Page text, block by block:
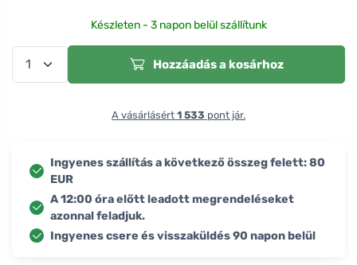
Készleten - 3 napon belül szállítunk
Hozzáadás a kosárhoz
A vásárlásért 1 533 pont jár.
Ingyenes szállítás a következő összeg felett: 80
EUR
A 12:00 óra előtt leadott megrendeléseket
azonnal feladjuk.
Ingyenes csere és visszaküldés 90 napon belül